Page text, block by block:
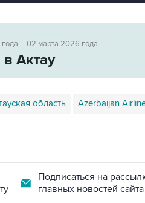
– 02 марта 2026 года
Актау
область Azerbaijan
Подписаться на
главных новостей сайта